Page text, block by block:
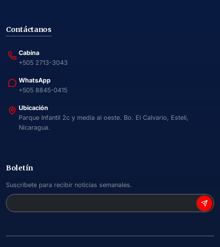
Contáctanos
Cabina
+505 2713-3043
WhatsApp
+505 8845-0415
Ubicación
Parque Infantil 2c y media al oeste. Bo. El Calvario, Estelí,
Nicaragua.
Boletín
Suscríbete para recibir noticias semanales.